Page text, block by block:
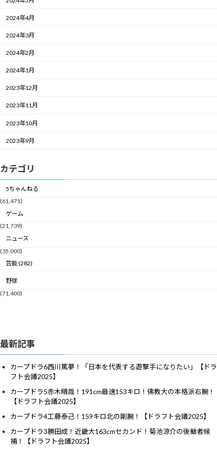
2024年4月
2024年3月
2024年2月
2024年1月
2023年12月
2023年11月
2023年10月
2023年9月
カテゴリ
5ちゃんねる
(61,471)
ゲーム
(21,739)
ニュース
(35,000)
芸能 (282)
野球
(71,400)
最新記事
カープドラ6西川篤夢！「日本を代表する遊撃手になりたい」【ドラ
フト会議2025】
カープドラ5赤木晴哉！191cm最速153キロ！佛教大の本格派右腕！
【ドラフト会議2025】
カープドラ4工藤泰己！159キロ北の剛腕！【ドラフト会議2025】
カープドラ3勝田成！近畿大163cmセカンド！菊池涼介の後継者候
補！【ドラフト会議2025】